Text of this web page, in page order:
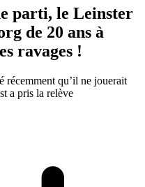
parti, le Leinster
de 20 ans à
ravages !
récemment qu’il ne jouerait
a pris la relève